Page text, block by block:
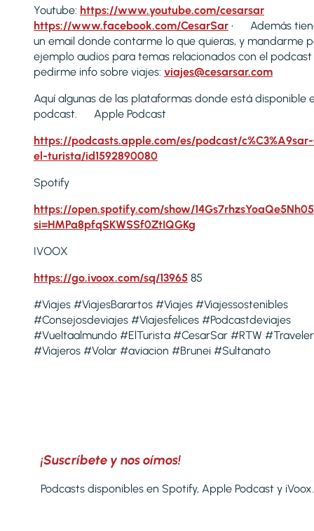
Youtube: https://www.youtube.com/cesarsar
https://www.facebook.com/CesarSar • Además
un email donde contarme lo que quieras, y mandarme
ejemplo audios para temas relacionados con el podcast
pedirme info sobre viajes: viajes@cesarsar.com
Aquí algunas de las plataformas donde está disponible
podcast. Apple Podcast
https://podcasts.apple.com/es/podcast/
el-turista/id1592890080
Spotify
https://open.spotify.com/show/
si=HMPa8pfqSKWSSf0ZtIQGKg
IVOOX
https://go.ivoox.com/sq/13965 85
#Viajes #ViajesBarartos #Viajes #Viajessostenibles
#Consejosdeviajes #Viajesfelices #Podcastdeviajes
#Vueltaalmundo #ElTurista #CesarSar #RTW #Traveler
#Viajeros #Volar #aviacion #Brunei #Sultanato
¡Suscríbete y nos oímos!
Podcasts disponibles en Spotify, Apple Podcast y iVoox.